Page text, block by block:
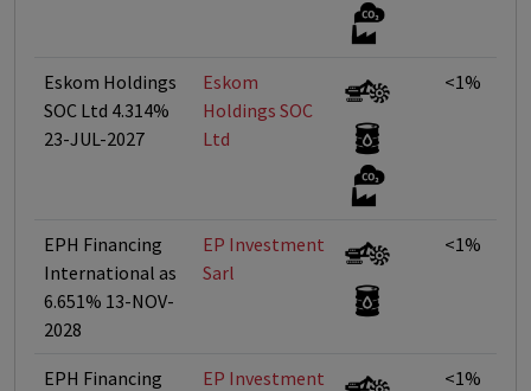
Eskom Holdings
SOC Ltd 4.314%
23-JUL-2027
Eskom
Holdings SOC
Ltd
<1%
EPH Financing
International as
6.651% 13-NOV-
2028
EP Investment
Sarl
<1%
EPH Financing
EP Investment
<1%